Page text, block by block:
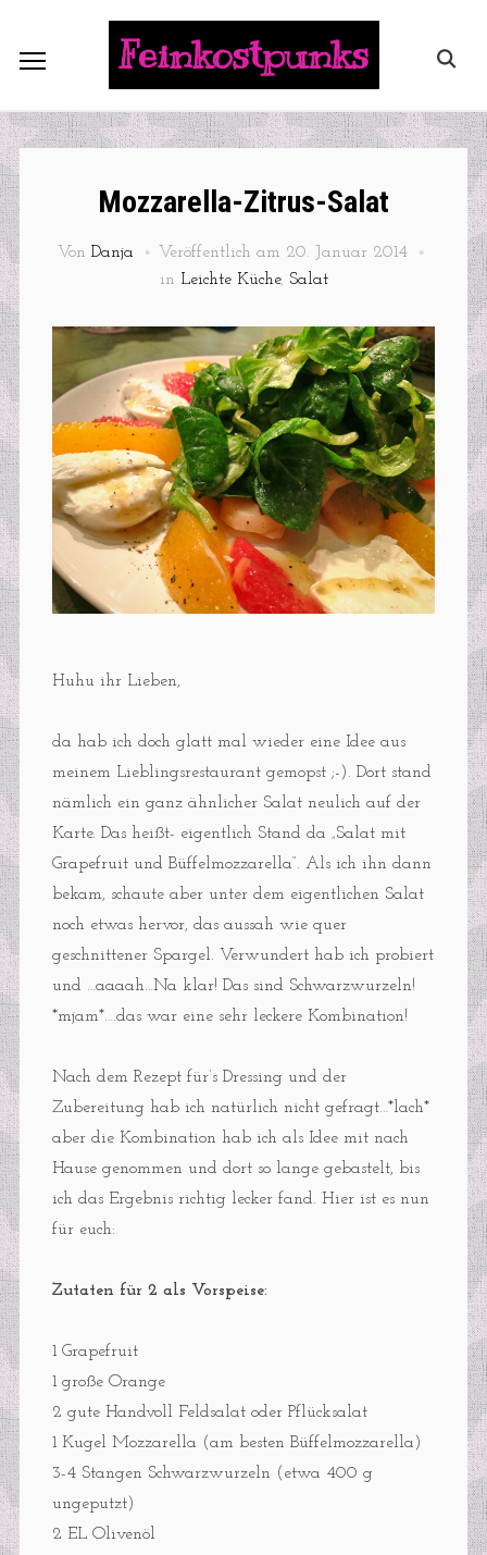
Feinkostpunks
Mozzarella-Zitrus-Salat
Von Danja Veröffentlich am 20. Januar 2014
in Leichte Küche, Salat
Huhu ihr Lieben,
da hab ich doch glatt mal wieder eine Idee aus
meinem Lieblingsrestaurant gemopst ;-). Dort stand
nämlich ein ganz ähnlicher Salat neulich auf der
Karte. Das heißt- eigentlich Stand da „Salat mit
Grapefruit und Büffelmozzarella“. Als ich ihn dann
bekam, schaute aber unter dem eigentlichen Salat
noch etwas hervor, das aussah wie quer
geschnittener Spargel. Verwundert hab ich probiert
und …aaaah…Na klar! Das sind Schwarzwurzeln!
*mjam*….das war eine sehr leckere Kombination!
Nach dem Rezept für’s Dressing und der
Zubereitung hab ich natürlich nicht gefragt…*lach*
aber die Kombination hab ich als Idee mit nach
Hause genommen und dort so lange gebastelt, bis
ich das Ergebnis richtig lecker fand. Hier ist es nun
für euch:
Zutaten für 2 als Vorspeise:
1 Grapefruit
1 große Orange
2 gute Handvoll Feldsalat oder Pflücksalat
1 Kugel Mozzarella (am besten Büffelmozzarella)
3-4 Stangen Schwarzwurzeln (etwa 400 g
ungeputzt)
2 EL Olivenöl